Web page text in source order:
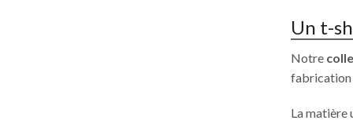
Un t-
Notre
fabrication
La matière